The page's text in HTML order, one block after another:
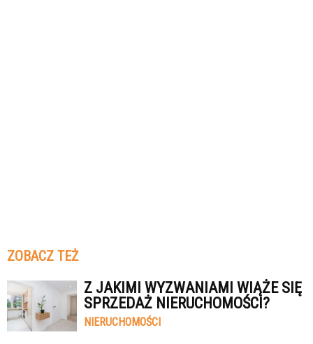
ZOBACZ TEŻ
Z JAKIMI WYZWANIAMI WIĄŻE SIĘ
SPRZEDAŻ NIERUCHOMOŚCI?
NIERUCHOMOŚCI